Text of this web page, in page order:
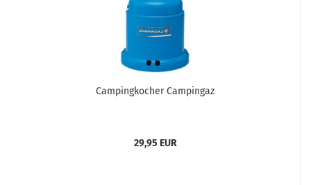
Campingkocher Campingaz
29,95 EUR